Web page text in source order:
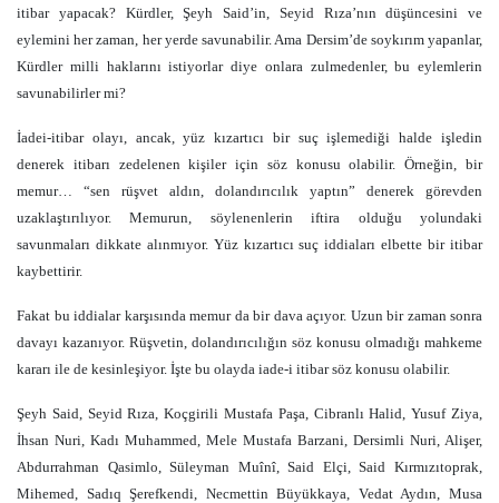
itibar yapacak? Kürdler, Şeyh Said’in, Seyid Rıza’nın düşüncesini ve
eylemini her zaman, her yerde savunabilir. Ama Dersim’de soykırım yapanlar,
Kürdler milli haklarını istiyorlar diye onlara zulmedenler, bu eylemlerin
savunabilirler mi?
İadei-itibar olayı, ancak, yüz kızartıcı bir suç işlemediği halde işledin
denerek itibarı zedelenen kişiler için söz konusu olabilir. Örneğin, bir
memur… “sen rüşvet aldın, dolandırıcılık yaptın” denerek görevden
uzaklaştırılıyor. Memurun, söylenenlerin iftira olduğu yolundaki
savunmaları dikkate alınmıyor. Yüz kızartıcı suç iddiaları elbette bir itibar
kaybettirir.
Fakat bu iddialar karşısında memur da bir dava açıyor. Uzun bir zaman sonra
davayı kazanıyor. Rüşvetin, dolandırıcılığın söz konusu olmadığı mahkeme
kararı ile de kesinleşiyor. İşte bu olayda iade-i itibar söz konusu olabilir.
Şeyh Said, Seyid Rıza, Koçgirili Mustafa Paşa, Cibranlı Halid, Yusuf Ziya,
İhsan Nuri, Kadı Muhammed, Mele Mustafa Barzani, Dersimli Nuri, Alişer,
Abdurrahman Qasimlo, Süleyman Muînî, Said Elçi, Said Kırmızıtoprak,
Mihemed, Sadıq Şerefkendi, Necmettin Büyükkaya, Vedat Aydın, Musa